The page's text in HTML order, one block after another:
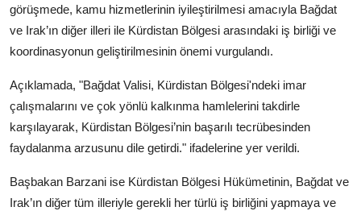
görüşmede, kamu hizmetlerinin iyileştirilmesi amacıyla Bağdat
ve Irak’ın diğer illeri ile Kürdistan Bölgesi arasındaki iş birliği ve
koordinasyonun geliştirilmesinin önemi vurgulandı.
Açıklamada, "Bağdat Valisi, Kürdistan Bölgesi'ndeki imar
çalışmalarını ve çok yönlü kalkınma hamlelerini takdirle
karşılayarak, Kürdistan Bölgesi’nin başarılı tecrübesinden
faydalanma arzusunu dile getirdi." ifadelerine yer verildi.
Başbakan Barzani ise Kürdistan Bölgesi Hükümetinin, Bağdat ve
Irak’ın diğer tüm illeriyle gerekli her türlü iş birliğini yapmaya ve